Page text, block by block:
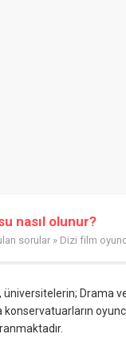
nasıl olunur?
sorular » Dizi film
Drama